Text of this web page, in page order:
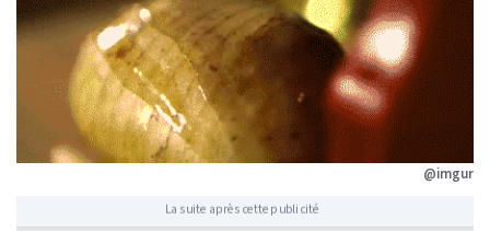
@imgur
La suite après cette publicité